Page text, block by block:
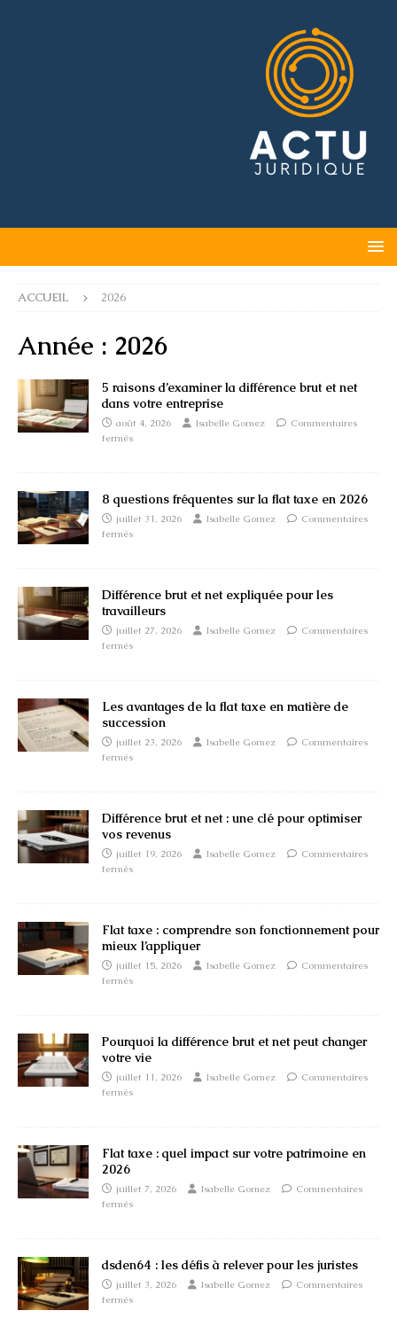
ACCUEIL 2026
Année : 2026
5 raisons d’examiner la différence brut et net
dans votre entreprise
août 4, 2026 Isabelle Gomez
Commentaires
fermés
8 questions fréquentes sur la flat taxe en 2026
juillet 31, 2026 Isabelle Gomez
Commentaires
fermés
Différence brut et net expliquée pour les
travailleurs
juillet 27, 2026 Isabelle Gomez
Commentaires
fermés
Les avantages de la flat taxe en matière de
succession
juillet 23, 2026 Isabelle Gomez
Commentaires
fermés
Différence brut et net : une clé pour optimiser
vos revenus
juillet 19, 2026 Isabelle Gomez
Commentaires
fermés
Flat taxe : comprendre son fonctionnement pour
mieux l’appliquer
juillet 15, 2026 Isabelle Gomez
Commentaires
fermés
Pourquoi la différence brut et net peut changer
votre vie
juillet 11, 2026 Isabelle Gomez
Commentaires
fermés
Flat taxe : quel impact sur votre patrimoine en
2026
juillet 7, 2026 Isabelle Gomez
Commentaires
fermés
dsden64 : les défis à relever pour les juristes
juillet 3, 2026 Isabelle Gomez
Commentaires
fermés